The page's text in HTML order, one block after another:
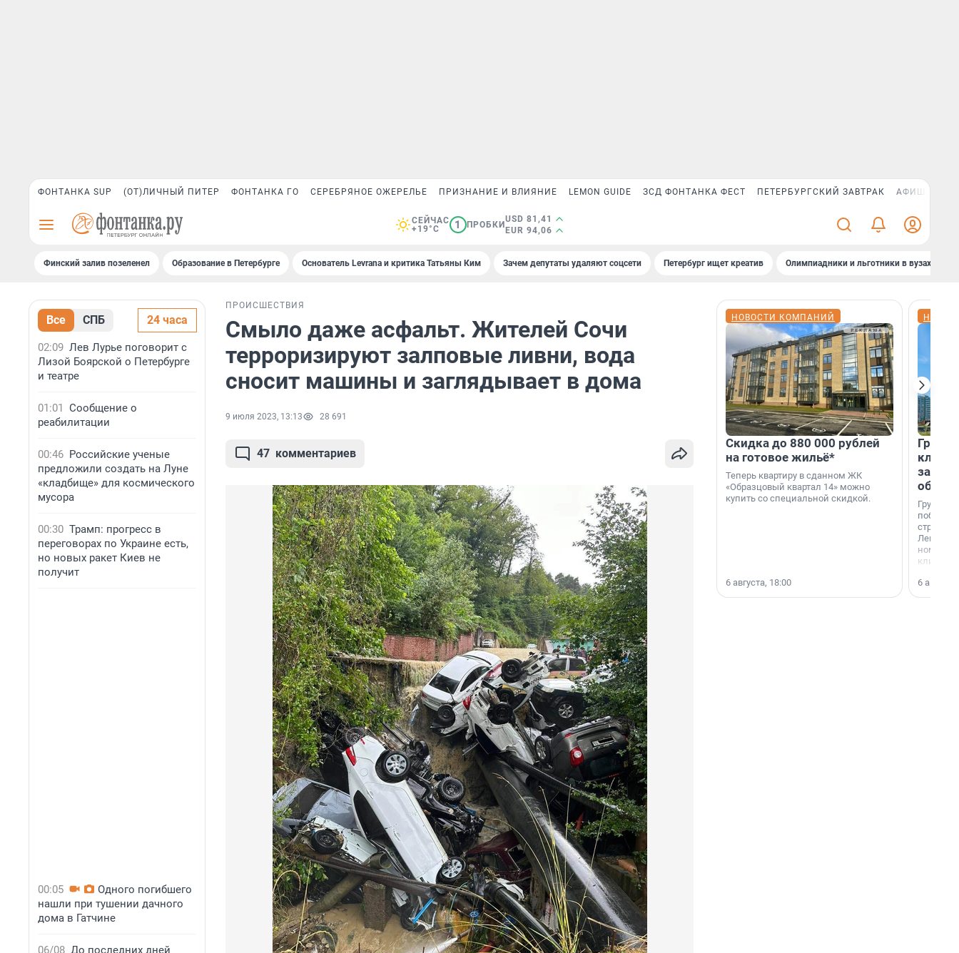
ФОНТАНКА SUP (ОТ)ЛИЧНЫЙ ПИТЕР ФОНТАНКА ГО СЕРЕБРЯНОЕ ОЖЕРЕЛЬЕ ПРИЗНАНИЕ И ВЛИЯНИЕ LEMON GUIDE ЗСД ФОНТАНКА ФЕСТ ПЕТЕРБУРГСКИЙ ЗАВТРАК АФИША PLUS
СЕЙЧАС
+19°C
1 ПРОБКИ
USD 81,41
EUR 94,06
Финский залив позеленел Образование в Петербурге Основатель Levrana и критика Татьяны Ким Зачем депутаты удаляют соцсети Петербург ищет креатив Олимпиадники и льготники в вузах СПб
Все СПБ 24 часа
02:09 Лев Лурье поговорит с
Лизой Боярской о Петербурге
и театре
01:01 Сообщение о
реабилитации
00:46 Российские ученые
предложили создать на Луне
«кладбище» для космического
мусора
00:30 Трамп: прогресс в
переговорах по Украине есть,
но новых ракет Киев не
получит
00:05
Одного погибшего
нашли при тушении дачного
дома в Гатчине
06/08 До последних дней
ПРОИСШЕСТВИЯ
Смыло даже асфальт. Жителей Сочи
терроризируют залповые ливни, вода
сносит машины и заглядывает в дома
9 июля 2023, 13:13 28 691
47 комментариев
НОВОСТИ КОМПАНИЙ
Скидка до 880 000 рублей
на готовое жильё*
Теперь квартиру в сданном ЖК
«Образцовый квартал 14» можно
купить со специальной скидкой.
6 августа, 18:00
Группа
области».
6